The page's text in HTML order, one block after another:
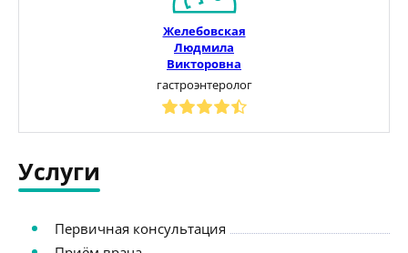
Желебовская
Людмила
Викторовна
гастроэнтеролог
Услуги
Первичная консультация